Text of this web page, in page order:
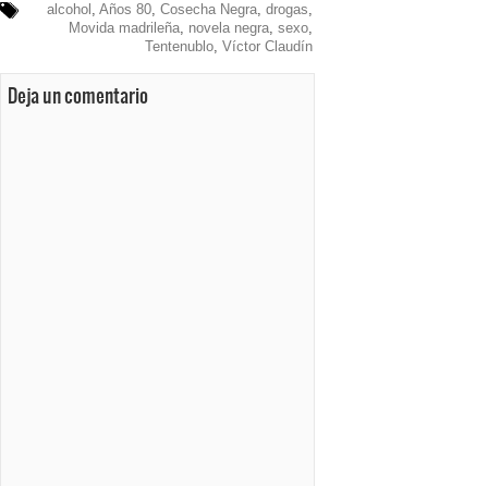
alcohol , Años 80, Cosecha Negra, drogas,
Movida madrileña, novela negra, sexo,
Tentenublo, Víctor Claudín
Deja un comentario